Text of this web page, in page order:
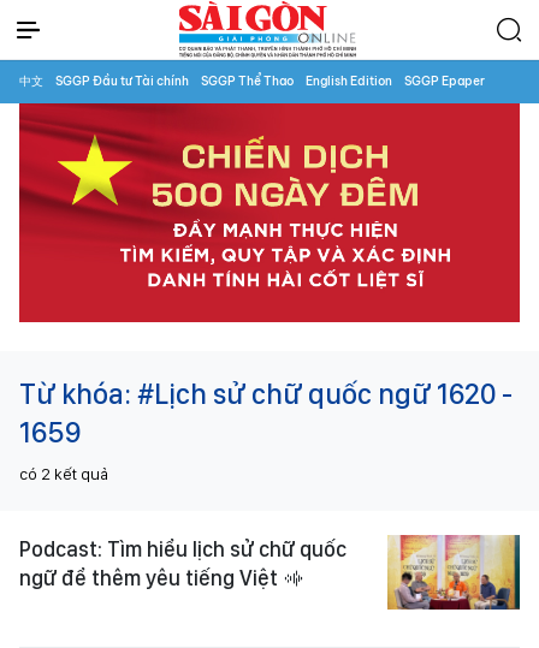
中文 SGGP Đầu tư Tài chính SGGP Thể Thao English Edition SGGP Epaper
Từ khóa: #Lịch sử chữ quốc ngữ 1620 -
1659
có 2 kết quả
Podcast: Tìm hiểu lịch sử chữ quốc
ngữ để thêm yêu tiếng Việt